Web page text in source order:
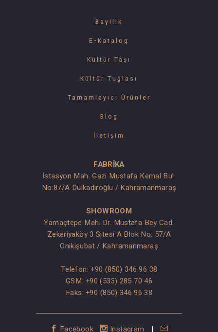
Bayilik
E-Katalog
Kültür Taşı
Kültür Tuğlası
Tamamlayıcı Ürünler
Blog
İletişim
FABRİKA
İstasyon Mah. Gazi Mustafa Kemal Bul.
No:87/A Dulkadiroğlu / Kahramanmaraş
SHOWROOM
Yamaçtepe Mah. Dr. Mustafa Bey Cad.
Zekeriyaköy 3 Sitesi A Blok No: 57/A
Onikişubat / Kahramanmaraş
Telefon:+90 (850) 346 96 38
GSM: +90 (533) 285 70 46
Faks: +90 (850) 346 96 38
Facebook Instagram |